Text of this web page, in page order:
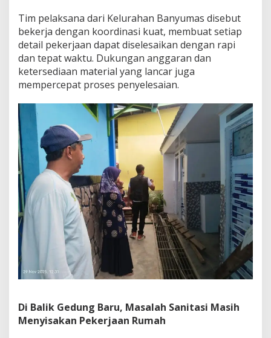
Tim pelaksana dari Kelurahan Banyumas disebut
bekerja dengan koordinasi kuat, membuat setiap
detail pekerjaan dapat diselesaikan dengan rapi
dan tepat waktu. Dukungan anggaran dan
ketersediaan material yang lancar juga
mempercepat proses penyelesaian.
Di Balik Gedung Baru, Masalah Sanitasi Masih
Menyisakan Pekerjaan Rumah